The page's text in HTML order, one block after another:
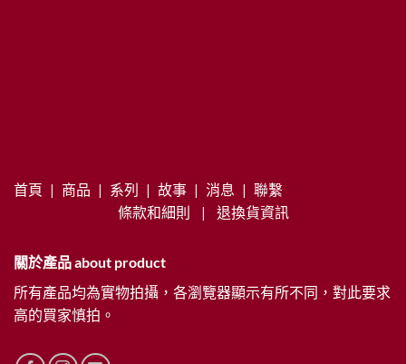
首頁 | 商品 | 系列 | 故事 | 消息 | 聯繫
條款和細則
| 退換貨資訊
關於產品 about product
所有產品均為實物拍攝，各瀏覽器顯示有所不同，對此要求
高的買家慎拍。